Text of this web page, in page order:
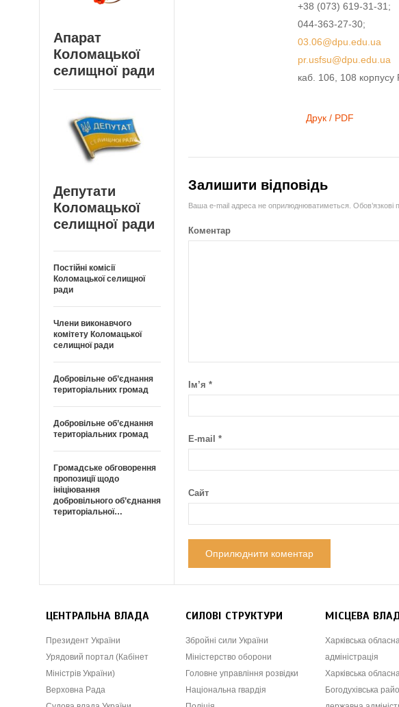
+38 (073) 619-31-31;
044-363-27-30;
03.06@dpu.edu.ua
pr.usfsu@dpu.edu.ua
каб. 106, 108 корпусу
Друк / PDF
Залишити відповідь
Ваша e-mail адреса не оприлюднюватиметься. Обов’язкові
Коментар
Ім’я*
E-mail*
Сайт
Апарат
Коломацької
селищної ради
Депутати
Коломацької
селищної ради
Постійні комісії
Коломацької селищної
ради
Члени виконавчого
комітету Коломацької
селищної ради
Добровільне об’єднання
територіальних громад
Добровільне об’єднання
територіальних громад
Громадське обговорення
пропозиції щодо
ініціювання
добровільного об’єднання
територіальної…
ЦЕНТРАЛЬНА ВЛАДА
Президент України
Урядовий портал (Кабінет
Міністрів України)
Верховна Рада
СИЛОВІ СТРУКТУРИ
Збройні сили України
Міністерство оборони
Головне управління розвідки
Національна гвардія
МІСЦЕВА
Харківська
адміністрація
Харківська
Богодухівська